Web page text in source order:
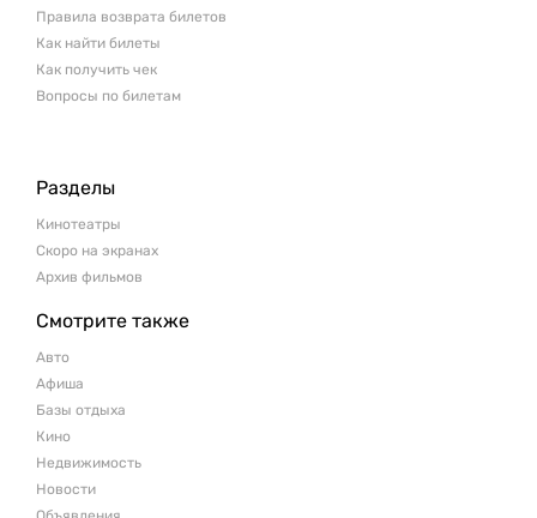
Правила возврата билетов
Как найти билеты
Как получить чек
Вопросы по билетам
Разделы
Кинотеатры
Скоро на экранах
Архив фильмов
Смотрите также
Авто
Афиша
Базы отдыха
Кино
Недвижимость
Новости